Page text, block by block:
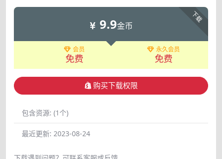
下载
9.9金币
会员
免费
永久会员
免费
购买下载权限
包含资源: (1个)
最近更新: 2023-08-24